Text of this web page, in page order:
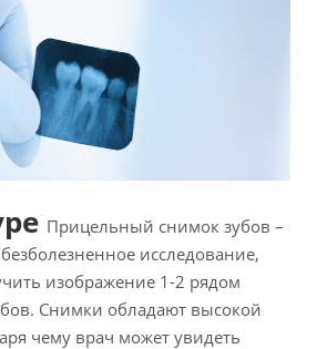
Прицельный снимок зубов –
исследование,
изображение 1-2 рядом
Снимки обладают высокой
чему врач может увидеть